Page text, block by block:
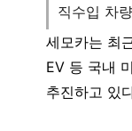
직수입 차
세모카는 최
EV 등 국내
추진하고 있